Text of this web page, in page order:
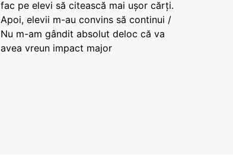
fac pe elevi să citească mai ușor cărți.
Apoi, elevii m-au convins să continui /
Nu m-am gândit absolut deloc că va
avea vreun impact major